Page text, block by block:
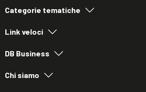
Categorie tematiche
Link veloci
DB Business
Chi siamo